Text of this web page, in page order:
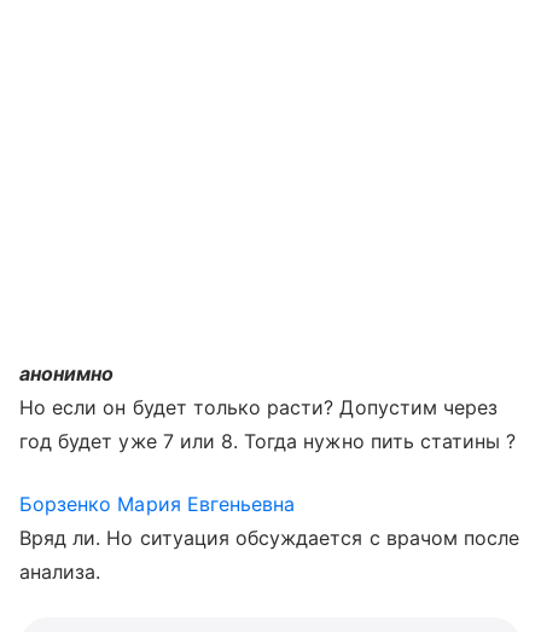
анонимно
Но если он будет только расти? Допустим через
год будет уже 7 или 8. Тогда нужно пить статины ?
Борзенко Мария Евгеньевна
Вряд ли. Но ситуация обсуждается с врачом после
анализа.